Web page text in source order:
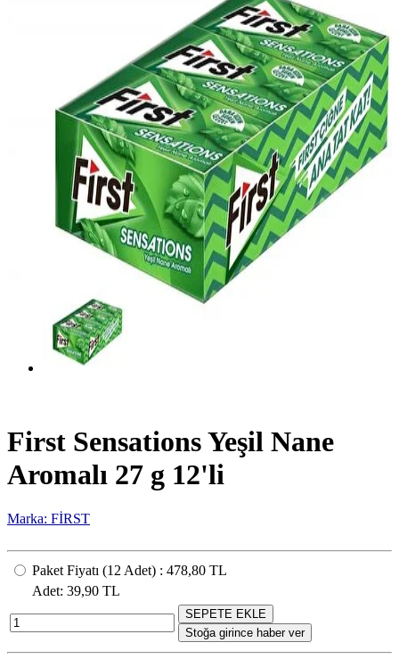
First Sensations Yeşil Nane
Aromalı 27 g 12'li
Marka: FİRST
Paket Fiyatı (12 Adet) : 478,80 TL
Adet: 39,90 TL
SEPETE EKLE
Stoğa girince haber ver